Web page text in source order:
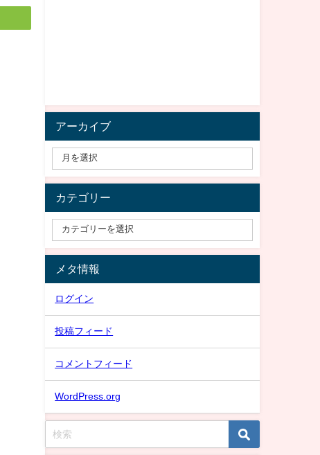
アーカイブ
カテゴリー
メタ情報
ログイン
投稿フィード
コメントフィード
WordPress.org